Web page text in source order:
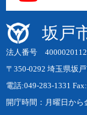
坂戸
法人番号
〒350-0292 埼玉県坂
電話:049-283-1331
開庁時間：月曜日か